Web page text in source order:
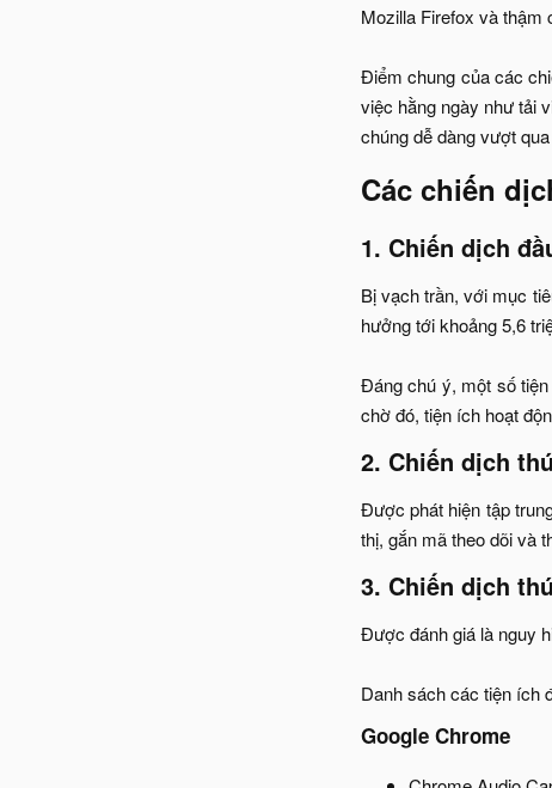
Mozilla Firefox và thậm
Điểm chung của các
việc hằng ngày như tải
chúng dễ dàng vượt
Các chiến
1. Chiến dịch
Bị vạch trần, với mục
hưởng tới khoảng 5,6
Đáng chú ý, một số
chờ đó, tiện ích hoạt
2. Chiến dịch
Được phát hiện tập
thị, gắn mã theo dõi và
3. Chiến dịch
Được đánh giá là nguy
Danh sách các tiện ích
Google Chrome​